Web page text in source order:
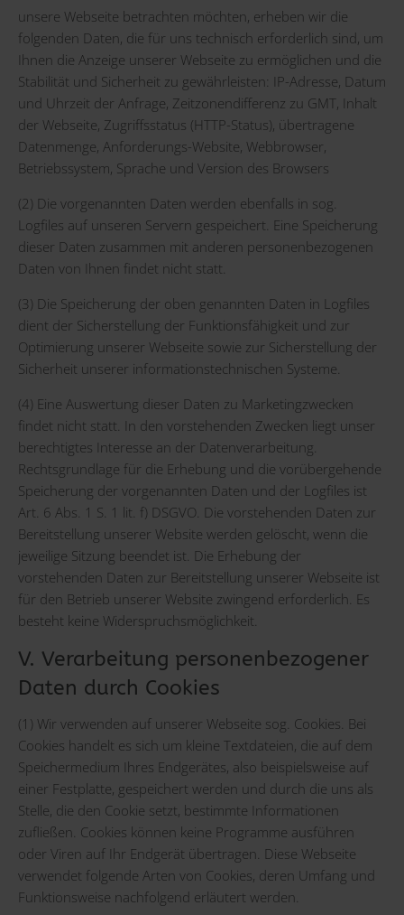
unsere Webseite betrachten möchten, erheben wir die
folgenden Daten, die für uns technisch erforderlich sind, um
Ihnen die Anzeige unserer Webseite zu ermöglichen und die
Stabilität und Sicherheit zu gewährleisten: IP-Adresse, Datum
und Uhrzeit der Anfrage, Zeitzonendifferenz zu GMT, Inhalt
der Webseite, Zugriffsstatus (HTTP-Status), übertragene
Datenmenge, Anforderungs-Website, Webbrowser,
Betriebssystem, Sprache und Version des Browsers
(2) Die vorgenannten Daten werden ebenfalls in sog.
Logfiles auf unseren Servern gespeichert. Eine Speicherung
dieser Daten zusammen mit anderen personenbezogenen
Daten von Ihnen findet nicht statt.
(3) Die Speicherung der oben genannten Daten in Logfiles
dient der Sicherstellung der Funktionsfähigkeit und zur
Optimierung unserer Webseite sowie zur Sicherstellung der
Sicherheit unserer informationstechnischen Systeme.
(4) Eine Auswertung dieser Daten zu Marketingzwecken
findet nicht statt. In den vorstehenden Zwecken liegt unser
berechtigtes Interesse an der Datenverarbeitung.
Rechtsgrundlage für die Erhebung und die vorübergehende
Speicherung der vorgenannten Daten und der Logfiles ist
Art. 6 Abs. 1 S. 1 lit. f) DSGVO. Die vorstehenden Daten zur
Bereitstellung unserer Website werden gelöscht, wenn die
jeweilige Sitzung beendet ist. Die Erhebung der
vorstehenden Daten zur Bereitstellung unserer Webseite ist
für den Betrieb unserer Website zwingend erforderlich. Es
besteht keine Widerspruchsmöglichkeit.
V. Verarbeitung personenbezogener
Daten durch Cookies
(1) Wir verwenden auf unserer Webseite sog. Cookies. Bei
Cookies handelt es sich um kleine Textdateien, die auf dem
Speichermedium Ihres Endgerätes, also beispielsweise auf
einer Festplatte, gespeichert werden und durch die uns als
Stelle, die den Cookie setzt, bestimmte Informationen
zufließen. Cookies können keine Programme ausführen
oder Viren auf Ihr Endgerät übertragen. Diese Webseite
verwendet folgende Arten von Cookies, deren Umfang und
Funktionsweise nachfolgend erläutert werden.